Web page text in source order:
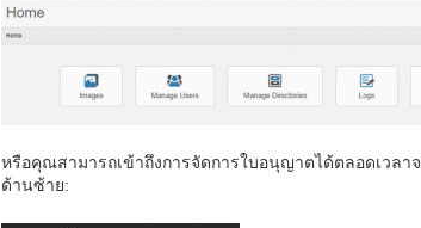
หรือคุณสามารถเข้าถึงการจัดการใบอนุญาตได้ตลอดเวลา
ด้านซ้าย: